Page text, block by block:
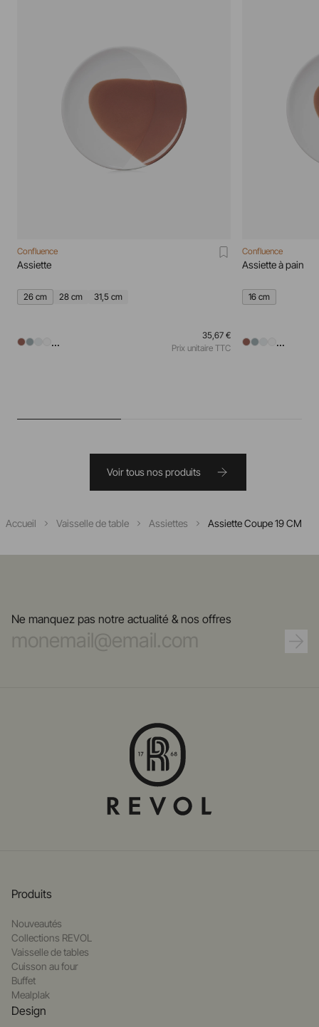
Confluence
Assiette
26 cm 28 cm 31,5 cm
...
35,67 €
Prix unitaire TTC
Confluence
Assiette à pain
16 cm
...
Voir tous nos produits
Accueil Vaisselle de table Assiettes Assiette Coupe 19 CM
Ne manquez pas notre actualité & nos offres
Produits
Nouveautés
Collections REVOL
Vaisselle de tables
Cuisson au four
Buffet
Mealplak
Design